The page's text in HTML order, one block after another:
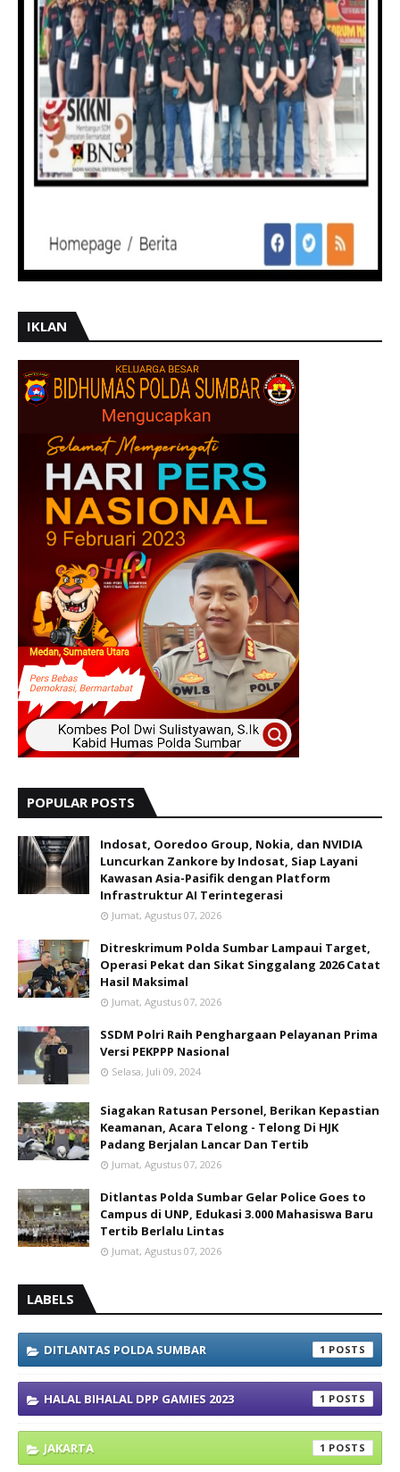
IKLAN
POPULAR POSTS
Indosat, Ooredoo Group, Nokia, dan NVIDIA
Luncurkan Zankore by Indosat, Siap Layani
Kawasan Asia-Pasifik dengan Platform
Infrastruktur AI Terintegerasi
Jumat, Agustus 07, 2026
Ditreskrimum Polda Sumbar Lampaui Target,
Operasi Pekat dan Sikat Singgalang 2026 Catat
Hasil Maksimal
Jumat, Agustus 07, 2026
SSDM Polri Raih Penghargaan Pelayanan Prima
Versi PEKPPP Nasional
Selasa, Juli 09, 2024
Siagakan Ratusan Personel, Berikan Kepastian
Keamanan, Acara Telong - Telong Di HJK
Padang Berjalan Lancar Dan Tertib
Jumat, Agustus 07, 2026
Ditlantas Polda Sumbar Gelar Police Goes to
Campus di UNP, Edukasi 3.000 Mahasiswa Baru
Tertib Berlalu Lintas
Jumat, Agustus 07, 2026
LABELS
DITLANTAS POLDA SUMBAR 1
HALAL BIHALAL DPP GAMIES 2023 1
JAKARTA 1